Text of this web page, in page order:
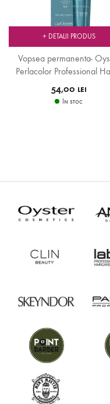
Vopsea permanenta-
Perlacolor Professional
54,00 lei
In stoc
+ DETALII PRODUS